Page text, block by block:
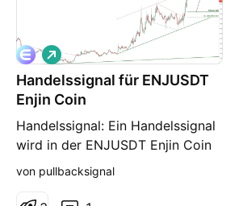
Handelssignal für ENJUSDT
Enjin Coin
Handelssignal: Ein Handelssignal
wird in der ENJUSDT Enjin Coin
angezeigt Händler können ihre
⭐️ ⬆️Jetzt kaufen oder am 3.28
L
o
n
von pullbacksignal